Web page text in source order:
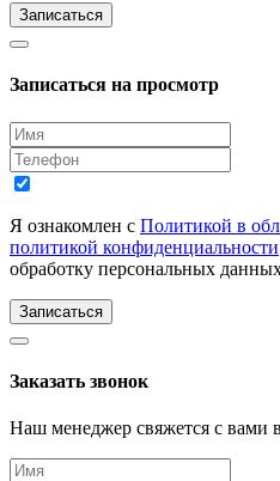
Записаться
Записаться на просмотр
Я ознакомлен с Политикой в
политикой конфиденциальности
обработку персональных
Записаться
Заказать звонок
Наш менеджер свяжется с вами